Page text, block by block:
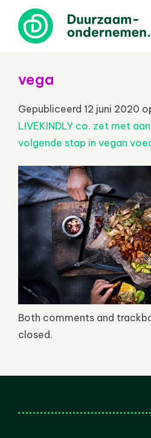
vega
Gepubliceerd 12 juni 2020
LIVEKINDLY co. zet met
volgende stap in vegan
Both comments and
closed.